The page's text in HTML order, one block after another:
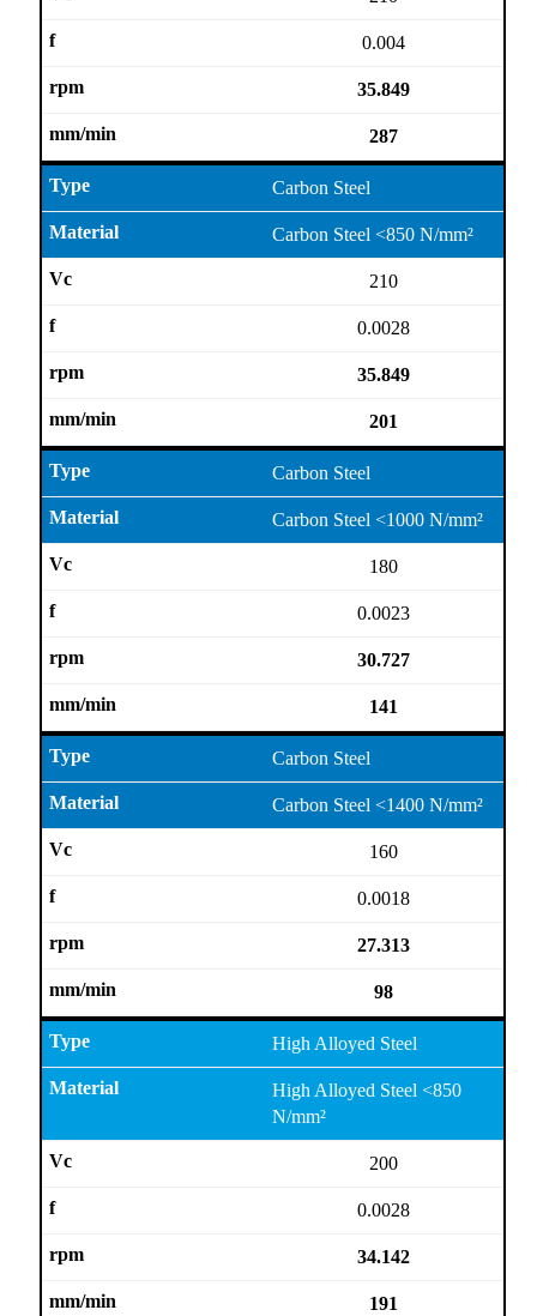
0.004
35.849
287
Carbon Steel
Carbon Steel <850 N/mm²
210
0.0028
35.849
201
Carbon Steel
Carbon Steel <1000 N/mm²
180
0.0023
30.727
141
Carbon Steel
Carbon Steel <1400 N/mm²
160
0.0018
27.313
98
High Alloyed Steel
High Alloyed Steel <850
N/mm²
200
0.0028
34.142
191